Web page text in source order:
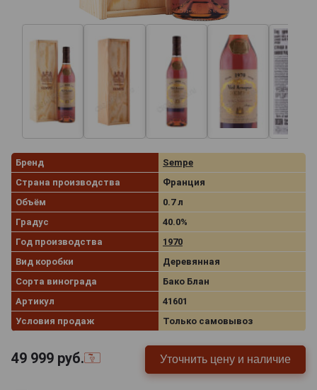
Бренд
Sempe
Страна производства
Франция
Объём
0.7 л
Градус
40.0%
Год производства
1970
Вид коробки
Деревянная
Сорта винограда
Бако Блан
Артикул
41601
Условия продаж
Только самовывоз
49 999 руб. Уточнить цену и наличие